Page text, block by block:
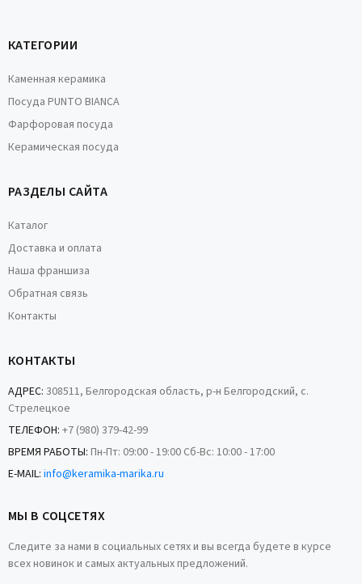
КАТЕГОРИИ
Каменная керамика
Посуда PUNTO BIANCA
Фарфоровая посуда
Керамическая посуда
РАЗДЕЛЫ САЙТА
Каталог
Доставка и оплата
Наша франшиза
Обратная связь
Контакты
КОНТАКТЫ
АДРЕС: 308511, Белгородская область, р-н Белгородский, с.
Стрелецкое
ТЕЛЕФОН: +7 (980) 379-42-99
ВРЕМЯ РАБОТЫ: Пн-Пт: 09:00 - 19:00 Сб-Вс: 10:00 - 17:00
E-MAIL: info@keramika-marika.ru
МЫ В СОЦСЕТЯХ
Следите за нами в социальных сетях и вы всегда будете в курсе
всех новинок и самых актуальных предложений.